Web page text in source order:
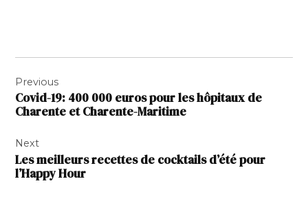
de
l’article
Previous
Covid-19: 400 000 euros pour les hôpitaux de
Charente et Charente-Maritime
Next
Les meilleurs recettes de cocktails d’été pour
l’Happy Hour